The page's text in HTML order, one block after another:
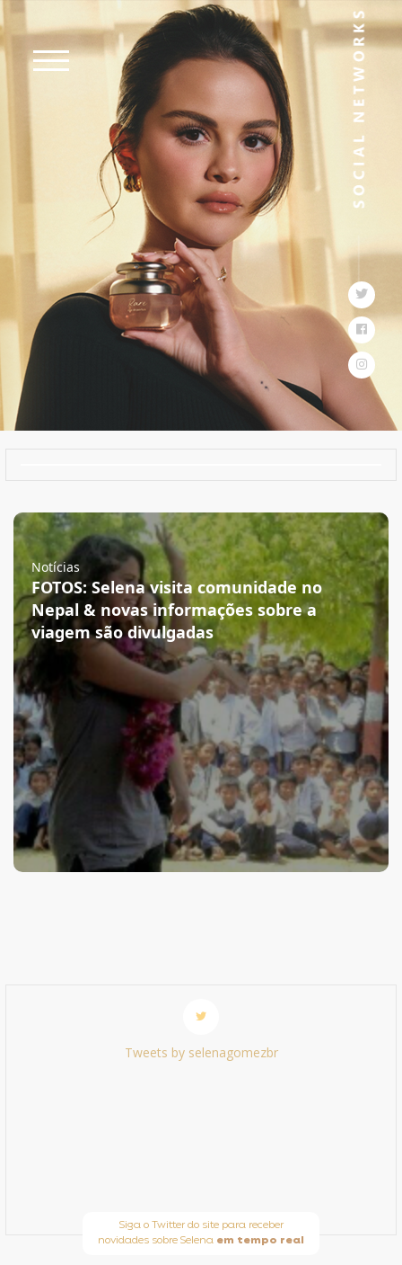
Notícias
FOTOS: Selena visita comunidade no
Nepal & novas informações sobre a
viagem são divulgadas
Tweets by selenagomezbr
Siga o Twitter do site para receber
novidades sobre Selena em tempo real